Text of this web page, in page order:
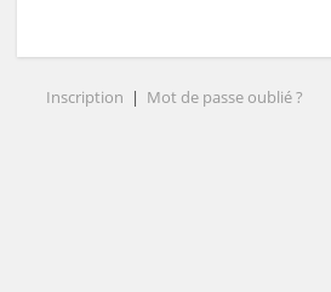
Inscription | Mot de passe oublié ?